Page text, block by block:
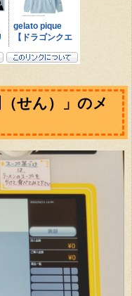
せん）」のメ